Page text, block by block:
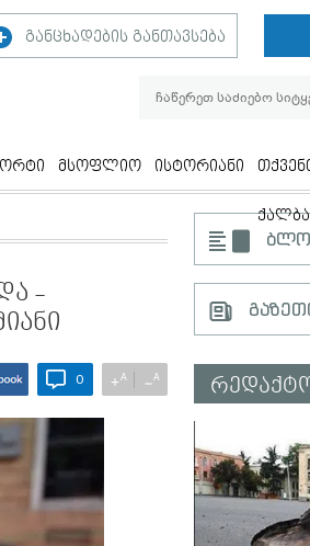
განცხადების განთავსება
მსოფლიო ისტორიანი
-
0 +A −A